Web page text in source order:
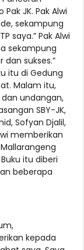
JK. Pak Alwi
sekampung
saya.” Pak Alwi
sekampung
dan sukses.”
itu di Gedung
Malam itu,
undangan,
SBY-JK,
Sofyan Djalil,
memberikan
itu diberi
beberapa
kepada